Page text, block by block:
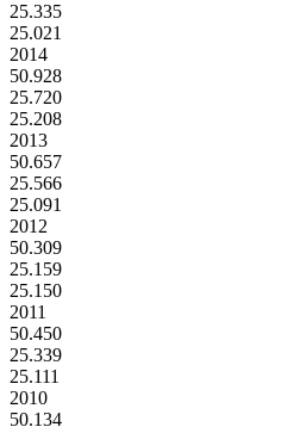
25.335
25.021
2014
50.928
25.720
25.208
2013
50.657
25.566
25.091
2012
50.309
25.159
25.150
2011
50.450
25.339
25.111
2010
50.134